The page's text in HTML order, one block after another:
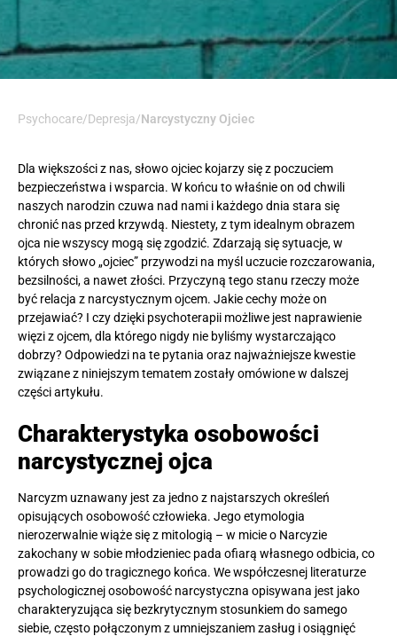
Psychocare/Depresja/Narcystyczny Ojciec
Dla większości z nas, słowo ojciec kojarzy się z poczuciem
bezpieczeństwa i wsparcia. W końcu to właśnie on od chwili
naszych narodzin czuwa nad nami i każdego dnia stara się
chronić nas przed krzywdą. Niestety, z tym idealnym obrazem
ojca nie wszyscy mogą się zgodzić. Zdarzają się sytuacje, w
których słowo „ojciec” przywodzi na myśl uczucie rozczarowania,
bezsilności, a nawet złości. Przyczyną tego stanu rzeczy może
być relacja z narcystycznym ojcem. Jakie cechy może on
przejawiać? I czy dzięki psychoterapii możliwe jest naprawienie
więzi z ojcem, dla którego nigdy nie byliśmy wystarczająco
dobrzy? Odpowiedzi na te pytania oraz najważniejsze kwestie
związane z niniejszym tematem zostały omówione w dalszej
części artykułu.
Charakterystyka osobowości
narcystycznej ojca
Narcyzm uznawany jest za jedno z najstarszych określeń
opisujących osobowość człowieka. Jego etymologia
nierozerwalnie wiąże się z mitologią – w micie o Narcyzie
zakochany w sobie młodzieniec pada ofiarą własnego odbicia, co
prowadzi go do tragicznego końca. We współczesnej literaturze
psychologicznej osobowość narcystyczna opisywana jest jako
charakteryzująca się bezkrytycznym stosunkiem do samego
siebie, często połączonym z umniejszaniem zasług i osiągnięć